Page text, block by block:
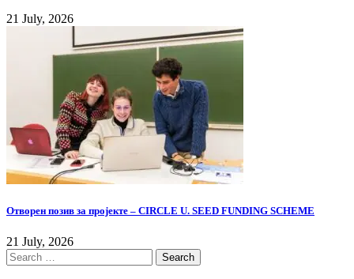
21 July, 2026
Отворен позив за пројекте – CIRCLE U. SEED FUNDING SCHEME
21 July, 2026